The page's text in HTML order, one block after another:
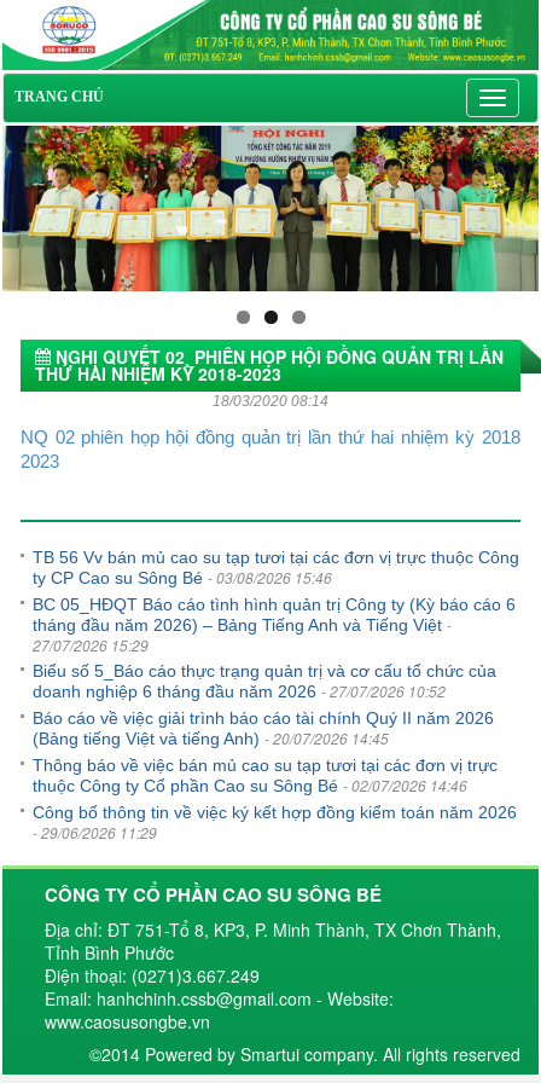
TRANG CHỦ
NGHỊ QUYẾT 02_PHIÊN HỌP HỘI ĐỒNG QUẢN TRỊ LẦN
THỨ HAI NHIỆM KỲ 2018-2023
18/03/2020 08:14
NQ 02 phiên họp hội đồng quản trị lần thứ hai nhiệm kỳ 2018
2023
TB 56 Vv bán mủ cao su tạp tươi tại các đơn vị trực thuộc Công
ty CP Cao su Sông Bé - 03/08/2026 15:46
BC 05_HĐQT Báo cáo tình hình quản trị Công ty (Kỳ báo cáo 6
tháng đầu năm 2026) – Bảng Tiếng Anh và Tiếng Việt -
27/07/2026 15:29
Biểu số 5_Báo cáo thực trạng quản trị và cơ cấu tổ chức của
doanh nghiệp 6 tháng đầu năm 2026 - 27/07/2026 10:52
Báo cáo về việc giải trình báo cáo tài chính Quý II năm 2026
(Bảng tiếng Việt và tiếng Anh) - 20/07/2026 14:45
Thông báo về việc bán mủ cao su tạp tươi tại các đơn vị trực
thuộc Công ty Cổ phần Cao su Sông Bé - 02/07/2026 14:46
Công bố thông tin về việc ký kết hợp đồng kiểm toán năm 2026
- 29/06/2026 11:29
CÔNG TY CỔ PHẦN CAO SU SÔNG BÉ
Địa chỉ: ĐT 751-Tổ 8, KP3, P. Minh Thành, TX Chơn Thành,
Tỉnh Bình Phước
Điện thoại: (0271)3.667.249
Email: hanhchinh.cssb@gmail.com - Website:
www.caosusongbe.vn
©2014 Powered by Smartui company. All rights reserved